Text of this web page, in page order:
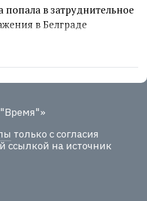
в затруднительное
в Белграде
только с согласия
ссылкой на источник